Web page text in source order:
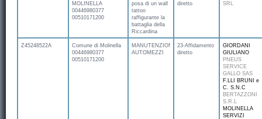
MOLINELLA
00446980377
00510171200
posa di un wall
tattoo
raffigurante la
battaglia della
Riccardina
diretto
SRL
Z45248522A
Comune di Molinella
00446980377
00510171200
MANUTENZIONE
AUTOMEZZI
23-Affidamento
diretto
GIORDANI
GIULIANO
PNEUS
SERVICE
GALLO SAS
F.LLI BRUNI e
C. S.N.C
BERTAZZONI
S.R.L
MOLINELLA
SERVIZI